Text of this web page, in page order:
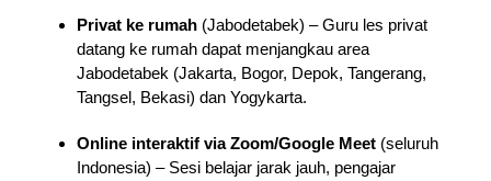
Privat ke rumah(Jabodetabek) – Guru les privat
datang ke rumah dapat menjangkau area
Jabodetabek (Jakarta, Bogor, Depok, Tangerang,
Tangsel, Bekasi) dan Yogykarta.
Online interaktif via Zoom/Google Meet(seluruh
Indonesia) – Sesi belajar jarak jauh, pengajar